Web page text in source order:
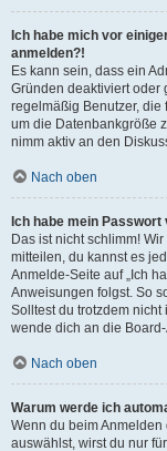
Ich habe mich vor
anmelden?!
Es kann sein, dass ein
Gründen deaktiviert oder
regelmäßig Benutzer,
um die Datenbankgröße
nimm aktiv an den
Nach oben
Ich habe mein
Das ist nicht schlimm!
mitteilen, du kannst es
Anmelde-Seite auf „Ich
Anweisungen folgst. So
Solltest du trotzdem
wende dich an die
Nach oben
Warum werde ich
Wenn du beim Anmelden
auswählst, wirst du nur